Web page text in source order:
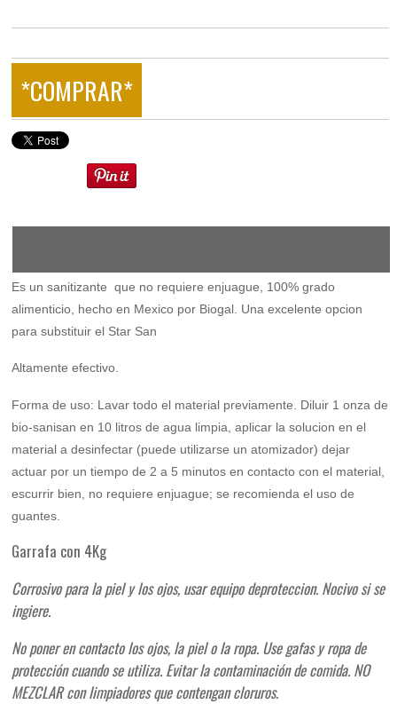
*COMPRAR*
Es un sanitizante que no requiere enjuague, 100% grado
alimenticio, hecho en Mexico por Biogal. Una excelente opcion
para substituir el Star San
Altamente efectivo.
Forma de uso: Lavar todo el material previamente. Diluir 1 onza de
bio-sanisan en 10 litros de agua limpia, aplicar la solucion en el
material a desinfectar (puede utilizarse un atomizador) dejar
actuar por un tiempo de 2 a 5 minutos en contacto con el material,
escurrir bien, no requiere enjuague; se recomienda el uso de
guantes.
Garrafa con 4Kg
Corrosivo para la piel y los ojos, usar equipo deproteccion. Nocivo si se
ingiere.
No poner en contacto los ojos, la piel o la ropa. Use gafas y ropa de
protección cuando se utiliza. Evitar la contaminación de comida. NO
MEZCLAR con limpiadores que contengan cloruros.